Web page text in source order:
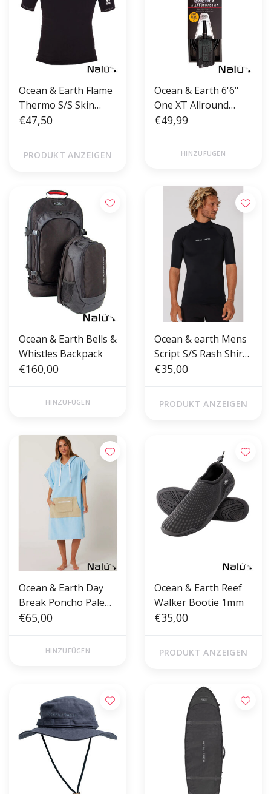
Ocean & Earth Flame
Thermo S/S Skin
Black
€47,50
PRODUKT ANZEIGEN
Ocean & Earth 6'6"
One XT Allround
Comp Lightweight
€49,99
HINZUFÜGEN
Ocean & Earth Bells &
Whistles Backpack
€160,00
HINZUFÜGEN
Ocean & earth Mens
Script S/S Rash Shirt
Black
€35,00
PRODUKT ANZEIGEN
Ocean & Earth Day
Break Poncho Pale
Blue
€65,00
HINZUFÜGEN
Ocean & Earth Reef
Walker Bootie 1mm
€35,00
PRODUKT ANZEIGEN